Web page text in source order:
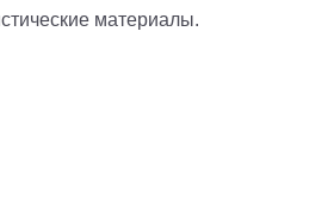
материалы.